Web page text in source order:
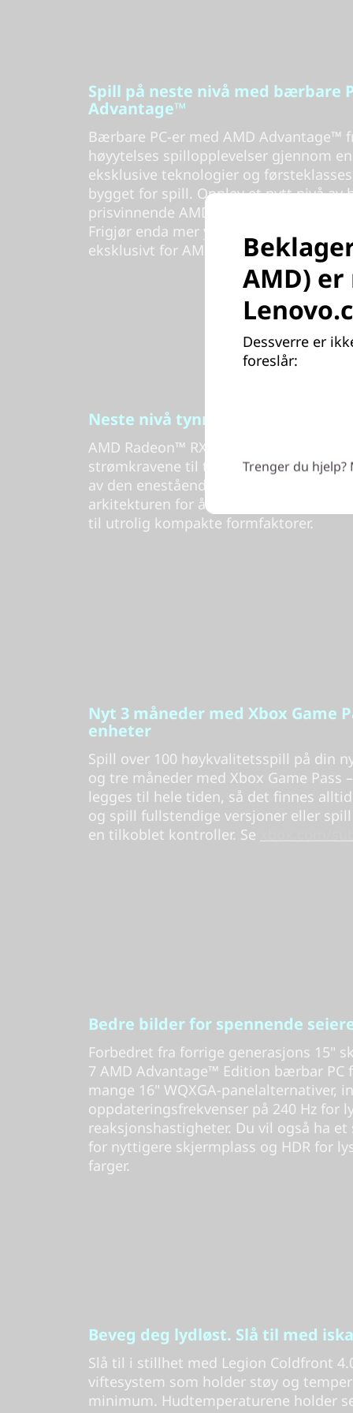
Spill på neste nivå med bærbare
Advantage™
Bærbare PC-er med AMD Advantage™
høyytelses spillopplevelser gjennom
eksklusive teknologier og
bygget for spill. Opplev et nytt nivå av
prisvinnende AMD Ryzen™-
Frigjør enda mer ytelse gjennom
eksklusivt for AMD-konfigurerte
Neste nivå tynn og lett spilling
AMD Radeon™ RX 6000S-
strømkravene til tynne og lette
av den enestående ytelsen og
arkitekturen for å formidle spilling
til utrolig kompakte formfaktorer.
Nyt 3 måneder med Xbox Game
enheter
Spill over 100 høykvalitetsspill på din
og tre måneder med Xbox Game Pass
legges til hele tiden, så det finnes
og spill fullstendige versjoner eller
en tilkoblet kontroller. Se
Bedre bilder for spennende
Forbedret fra forrige generasjons 15"
7 AMD Advantage™ Edition bærbar PC
mange 16" WQXGA-panelalternativer,
oppdateringsfrekvenser på 240 Hz for
reaksjonshastigheter. Du vil også ha
for nyttigere skjermplass og HDR for
farger.
Beveg deg lydløst. Slå til med
Slå til i stillhet med Legion Coldfront
viftesystem som holder støy og
minimum. Hudtemperaturene holder
AMD)
Dessverre er
foreslår:
Trenger du hjelp?